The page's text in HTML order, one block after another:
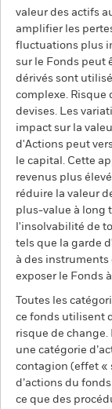
valeur des actifs
amplifier les
fluctuations plus
sur le Fonds peut
dérivés sont
complexe. Risque
devises. Les
impact sur la
d'Actions peut
le capital. Cette
revenus plus
réduire la valeur
plus-value à long
l'insolvabilité de
tels que la garde
à des
exposer le Fonds
Toutes les
ce fonds utilisent
risque de
une catégorie
contagion (effet «
d’actions du
ce que des